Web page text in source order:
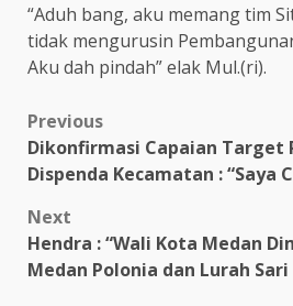
“Aduh bang, aku memang tim
tidak mengurusin
Aku dah pindah” elak Mul.(ri).
Post
navigation
Previous
Dikonfirmasi Capaian Target
Dispenda Kecamatan : “Saya
Next
Hendra : “Wali Kota Medan
Medan Polonia dan Lurah Sari